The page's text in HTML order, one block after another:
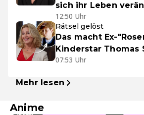
sich ihr Leben
12:50 Uhr
Rätsel gelöst
Das macht Ex-
Kinderstar Thomas
07:53 Uhr
Mehr lesen
Anime